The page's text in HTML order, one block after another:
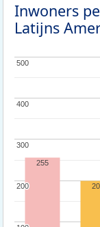
Inwoners
Latijns
200
200
300
300
400
400
500
500
255